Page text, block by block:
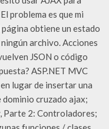
problema es que mi
obtiene un estado
archivo. Acciones
JSON o código
ASP.NET MVC
lugar de insertar una
cruzado ajax;
Parte 2: Controladores;